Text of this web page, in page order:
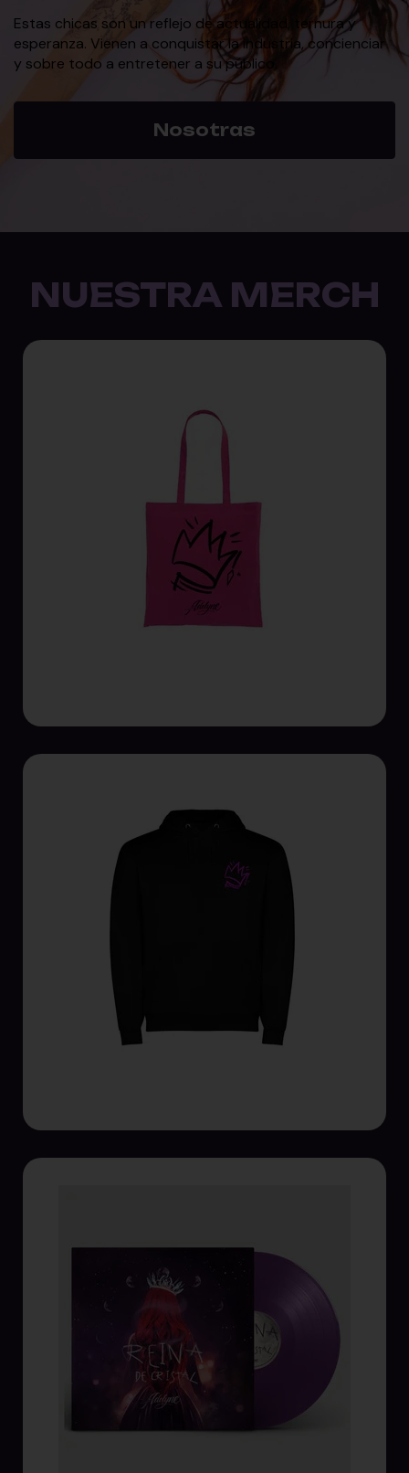
Estas chicas son un reflejo de actualidad, ternura y
esperanza. Vienen a conquistar la industria, concienciar
y sobre todo a entretener a su público.
Nosotras
NUESTRA MERCH